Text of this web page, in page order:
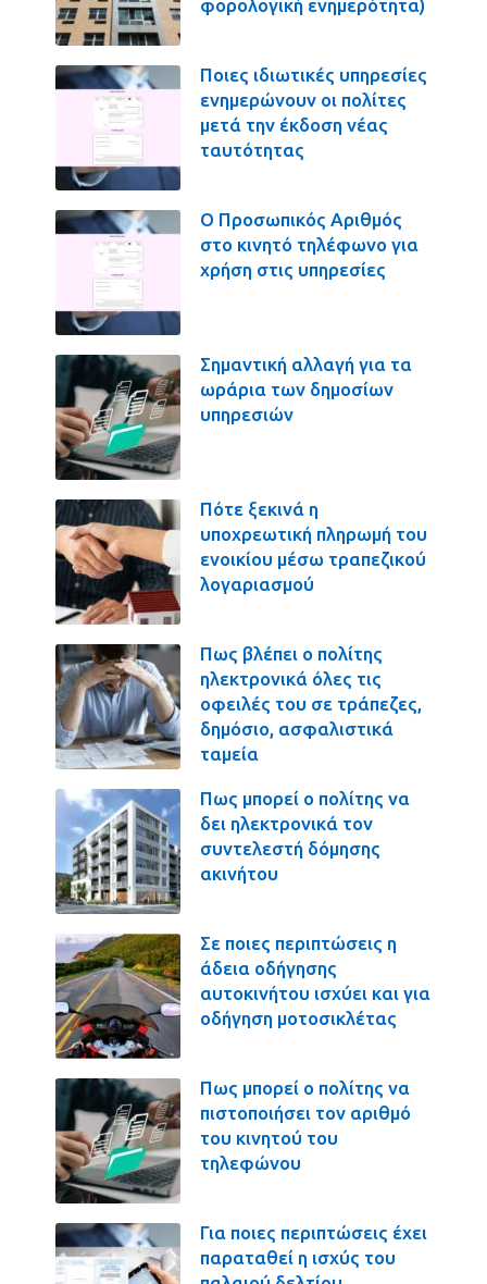
φορολογική ενημερότητα)
Ποιες ιδιωτικές υπηρεσίες
ενημερώνουν οι πολίτες
μετά την έκδοση νέας
ταυτότητας
Ο Προσωπικός Αριθμός
στο κινητό τηλέφωνο για
χρήση στις υπηρεσίες
Σημαντική αλλαγή για τα
ωράρια των δημοσίων
υπηρεσιών
Πότε ξεκινά η
υποχρεωτική πληρωμή του
ενοικίου μέσω τραπεζικού
λογαριασμού
Πως βλέπει ο πολίτης
ηλεκτρονικά όλες τις
οφειλές του σε τράπεζες,
δημόσιο, ασφαλιστικά
ταμεία
Πως μπορεί ο πολίτης να
δει ηλεκτρονικά τον
συντελεστή δόμησης
ακινήτου
Σε ποιες περιπτώσεις η
άδεια οδήγησης
αυτοκινήτου ισχύει και για
οδήγηση μοτοσικλέτας
Πως μπορεί ο πολίτης να
πιστοποιήσει τον αριθμό
του κινητού του
τηλεφώνου
Για ποιες περιπτώσεις έχει
παραταθεί η ισχύς του